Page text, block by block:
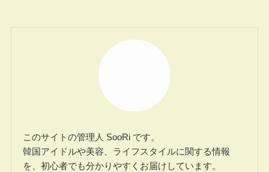
このサイトの管理人 SooRi です。
韓国アイドルや美容、ライフスタイルに関する情報
を、初心者でも分かりやすくお届けしています。